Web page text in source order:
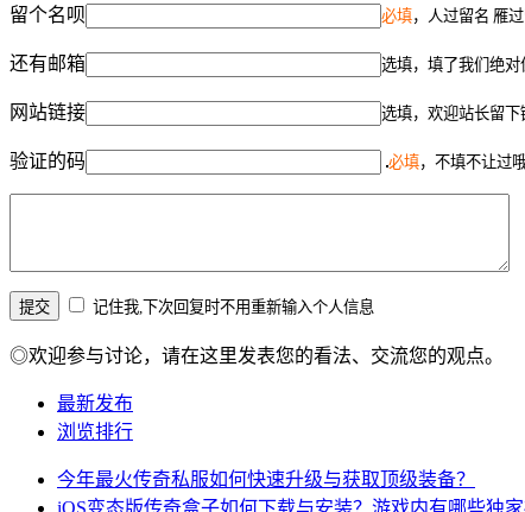
留个名呗 必填，人过留名 雁
还有邮箱 选填，填了我们绝对
网站链接 选填，欢迎站长留下
验证的码 必填，不填不让过
记住我,下次回复时不用重新输入个人信息
◎欢迎参与讨论，请在这里发表您的看法、交流您的观点。
最新发布
浏览排行
今年最火传奇私服如何快速升级与获取顶级装备？